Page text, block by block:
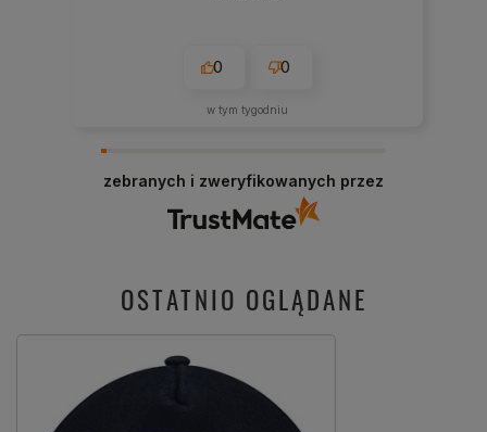
0 0
w tym tygodniu
zebranych i zweryfikowanych przez
OSTATNIO OGLĄDANE